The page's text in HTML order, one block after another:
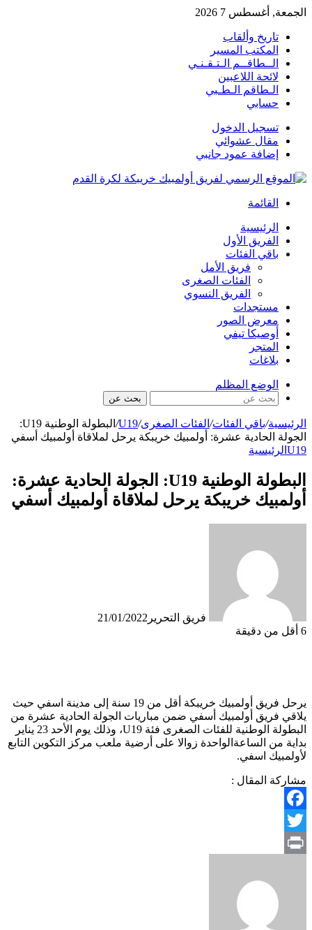
الجمعة, أغسطس 7 2026
تاريخ وألقاب
المكتب المسير
الــطاقــم الـتـقـنـي
لائحة اللاعبين
الـطاقم الـطـبي
حسابي
تسجيل الدخول
مقال عشوائي
إضافة عمود جانبي
القائمة
الرئيسية
الفريق الأول
باقي الفئات
فريق الأمل
الفئات الصغرى
الفريق النسوي
مستجدات
معرض الصور
أوصيكا تيفي
المتجر
بلاغات
الوضع المظلم
بحث عن
الرئيسية/باقي الفئات/ الفئات الصغرى/
U19
/
البطولة الوطنية U19:
الجولة الحادية عشرة: أولمبيك خريبكة يرحل لملاقاة أولمبيك أسفي
U19 الرئيسية
البطولة الوطنية U19: الجولة الحادية عشرة:
أولمبيك خريبكة يرحل لملاقاة أولمبيك أسفي
فريق التحرير 21/01/2022
6 أقل من دقيقة
يرحل فريق أولمبيك خريبكة أقل من 19 سنة إلى مدينة اسفي حيث
يلاقي فريق أولمبيك أسفي ضمن مباريات الجولة الحادية عشرة من
البطولة الوطنية للفئات الصغرى فئة U19، وذلك يوم الأحد 23 يناير
بداية من الساعةالواحدة زوالا على أرضية ملعب مركز التكوين التابع
لأولمبيك اسفي.
مشاركة المقال :
Facebook
Twitter